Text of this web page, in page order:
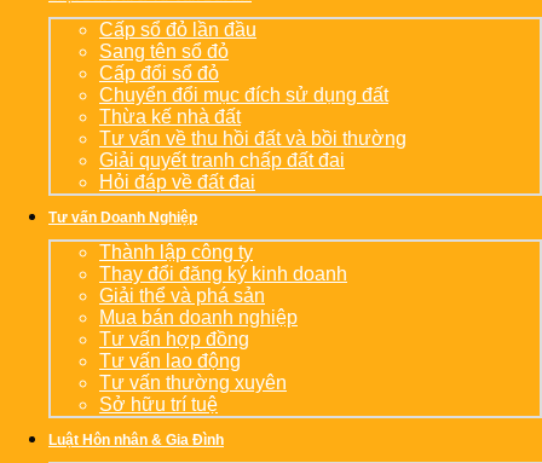
Cấp sổ đỏ lần đầu
Sang tên sổ đỏ
Cấp đổi sổ đỏ
Chuyển đổi mục đích sử dụng đất
Thừa kế nhà đất
Tư vấn về thu hồi đất và bồi thường
Giải quyết tranh chấp đất đai
Hỏi đáp về đất đai
Tư vấn Doanh Nghiệp
Thành lập công ty
Thay đổi đăng ký kinh doanh
Giải thể và phá sản
Mua bán doanh nghiệp
Tư vấn hợp đồng
Tư vấn lao động
Tư vấn thường xuyên
Sở hữu trí tuệ
Luật Hôn nhân & Gia Đình